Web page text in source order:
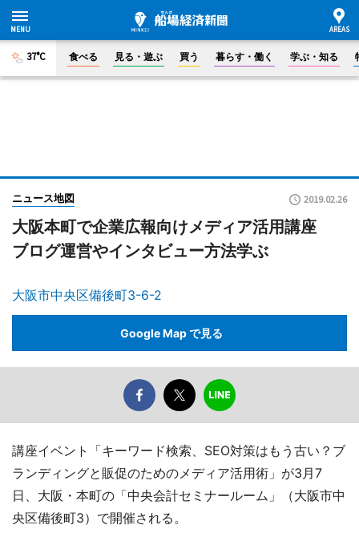
37°C 食べる 見る・遊ぶ 買う 暮らす・働く 学ぶ・知る
ニュース地図 2019.02.26
大阪本町で企業広報向けメディア活用講座
ブログ運営やインタビュー方法学ぶ
大阪市中央区備後町3-6-2
Google Map で見る
講座イベント「キーワード検索、SEO対策はもう古い？ブ
ランディングと販促のためのメディア活用術」が3月7
日、大阪・本町の「中央会計セミナールーム」（大阪市中
央区備後町3）で開催される。